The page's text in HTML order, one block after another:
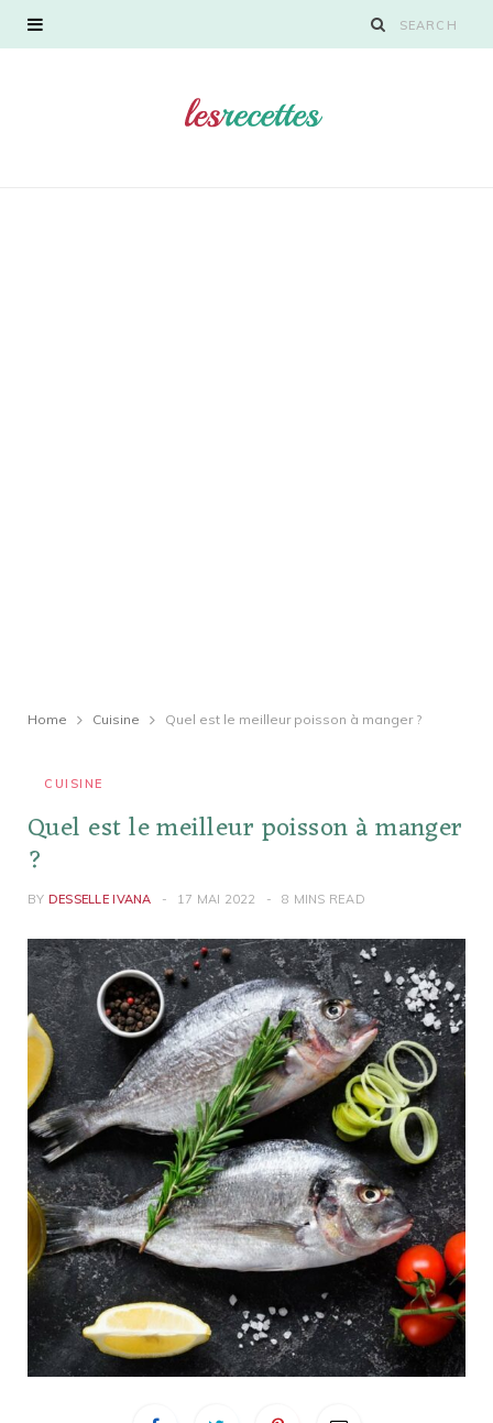
Home Cuisine Quel est le meilleur poisson à manger ?
CUISINE
Quel est le meilleur poisson à manger
?
BY DESSELLE IVANA 17 MAI 2022 8 MINS READ